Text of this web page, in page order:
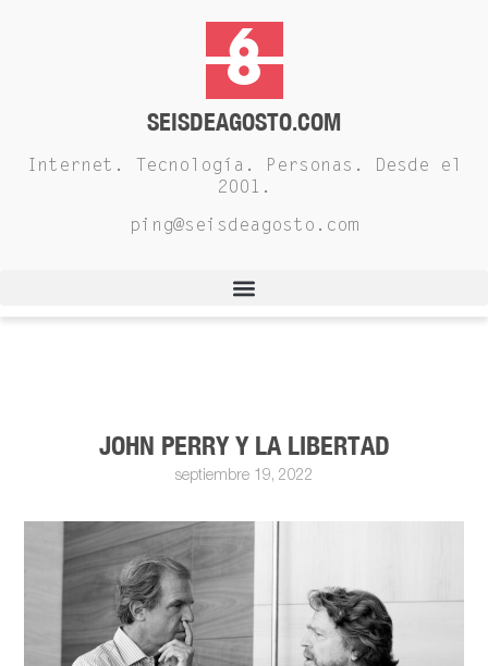
SEISDEAGOSTO.COM
Internet. Tecnología. Personas. Desde el
2001.
ping@seisdeagosto.com
JOHN PERRY Y LA LIBERTAD
septiembre 19, 2022